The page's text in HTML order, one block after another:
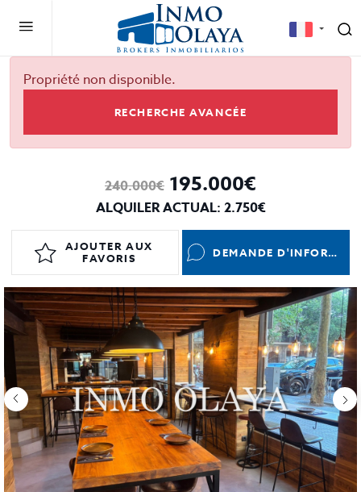
Propriété non disponible.
RECHERCHE AVANCÉE
240.000€ 195.000€
ALQUILER ACTUAL: 2.750€
AJOUTER AUX
FAVORIS
DEMANDE D'INFORMATIONS